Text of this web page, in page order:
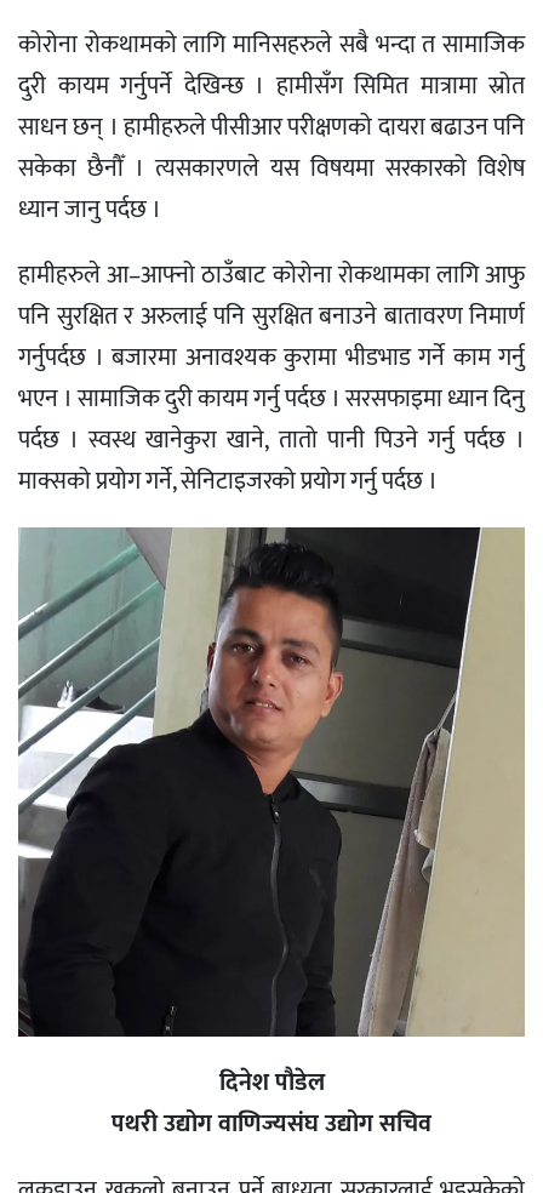
कोरोना रोकथामको लागि मानिसहरुले सबै भन्दा त सामाजिक
दुरी कायम गर्नुपर्ने देखिन्छ । हामीसँग सिमित मात्रामा स्रोत
साधन छन् । हामीहरुले पीसीआर परीक्षणको दायरा बढाउन पनि
सकेका छैनौँ । त्यसकारणले यस विषयमा सरकारको विशेष
ध्यान जानु पर्दछ ।
हामीहरुले आ–आफ्नो ठाउँबाट कोरोना रोकथामका लागि आफु
पनि सुरक्षित र अरुलाई पनि सुरक्षित बनाउने बातावरण निमार्ण
गर्नुपर्दछ । बजारमा अनावश्यक कुरामा भीडभाड गर्ने काम गर्नु
भएन । सामाजिक दुरी कायम गर्नु पर्दछ । सरसफाइमा ध्यान दिनु
पर्दछ । स्वस्थ खानेकुरा खाने, तातो पानी पिउने गर्नु पर्दछ ।
माक्सको प्रयोग गर्ने, सेनिटाइजरको प्रयोग गर्नु पर्दछ ।
दिनेश पौडेल
पथरी उद्योग वाणिज्यसंघ उद्योग सचिव